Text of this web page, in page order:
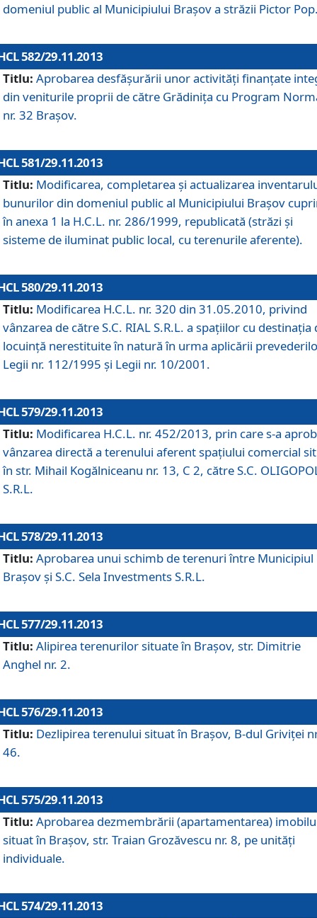
domeniul public al Municipiului Braşov a străzii Pictor
582/29.11.2013
Titlu: Aprobarea desfăşurării unor activităţi finanţate
din veniturile proprii de către Grădiniţa cu Program
nr. 32 Braşov.
581/29.11.2013
Titlu: Modificarea, completarea şi actualizarea
bunurilor din domeniul public al Municipiului Braşov
în anexa 1 la H.C.L. nr. 286/1999, republicată (străzi şi
sisteme de iluminat public local, cu terenurile aferente).
580/29.11.2013
Titlu: Modificarea H.C.L. nr. 320 din 31.05.2010, privind
vânzarea de către S.C. RIAL S.R.L. a spaţiilor cu destinaţia
locuinţă nerestituite în natură în urma aplicării
Legii nr. 112/1995 şi Legii nr. 10/2001.
579/29.11.2013
Titlu: Modificarea H.C.L. nr. 452/2013, prin care s-a
vânzarea directă a terenului aferent spaţiului comercial
în str. Mihail Kogălniceanu nr. 13, C 2, către S.C.
S.R.L.
578/29.11.2013
Titlu: Aprobarea unui schimb de terenuri între Municipiul
Braşov şi S.C. Sela Investments S.R.L.
577/29.11.2013
Titlu: Alipirea terenurilor situate în Braşov, str. Dimitrie
Anghel nr. 2.
576/29.11.2013
Titlu: Dezlipirea terenului situat în Braşov, B-dul Griviţei
46.
575/29.11.2013
Titlu: Aprobarea dezmembrării (apartamentarea)
situat în Braşov, str. Traian Grozăvescu nr. 8, pe unităţi
individuale.
574/29.11.2013